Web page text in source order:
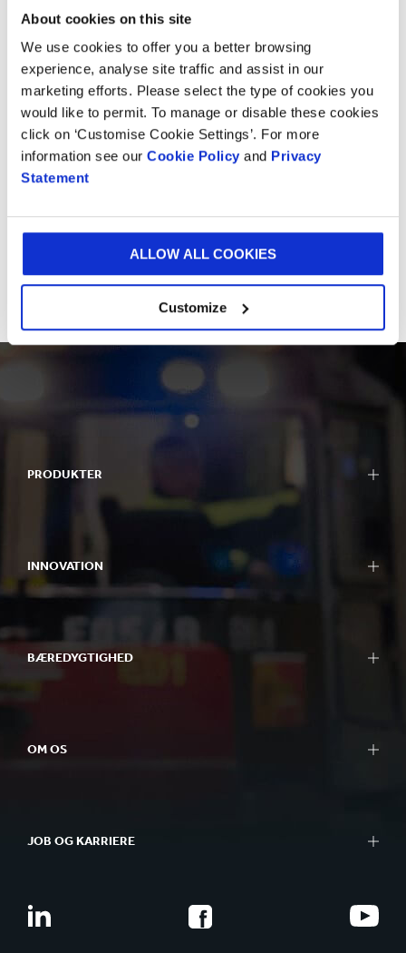
About cookies on this site
We use cookies to offer you a better browsing
experience, analyse site traffic and assist in our
marketing efforts. Please select the type of cookies you
would like to permit. To manage or disable these cookies
click on ‘Customise Cookie Settings’. For more
information see our Cookie Policy and Privacy
Statement
ALLOW ALL COOKIES
Customize
dine specifikationer, hvilket giver en skræddersyet
Vil du vide mere?
Hvad enten det er et besøg på et af voresExperience
Centresfor at få inspiration eller en kort snak med
vores eksperter, så vil vi meget gerne høre fra dig.
KONTAKT OS
PRODUKTER
INNOVATION
BÆREDYGTIGHED
OM OS
JOB OG KARRIERE